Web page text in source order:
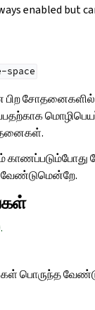
enabled but
space
பிற
பொருந்த